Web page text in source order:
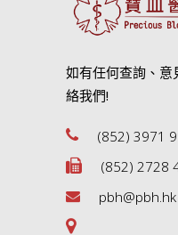
如有任何查詢、意
絡我們!
(852) 3971
(852) 2728
pbh@pbh.hk